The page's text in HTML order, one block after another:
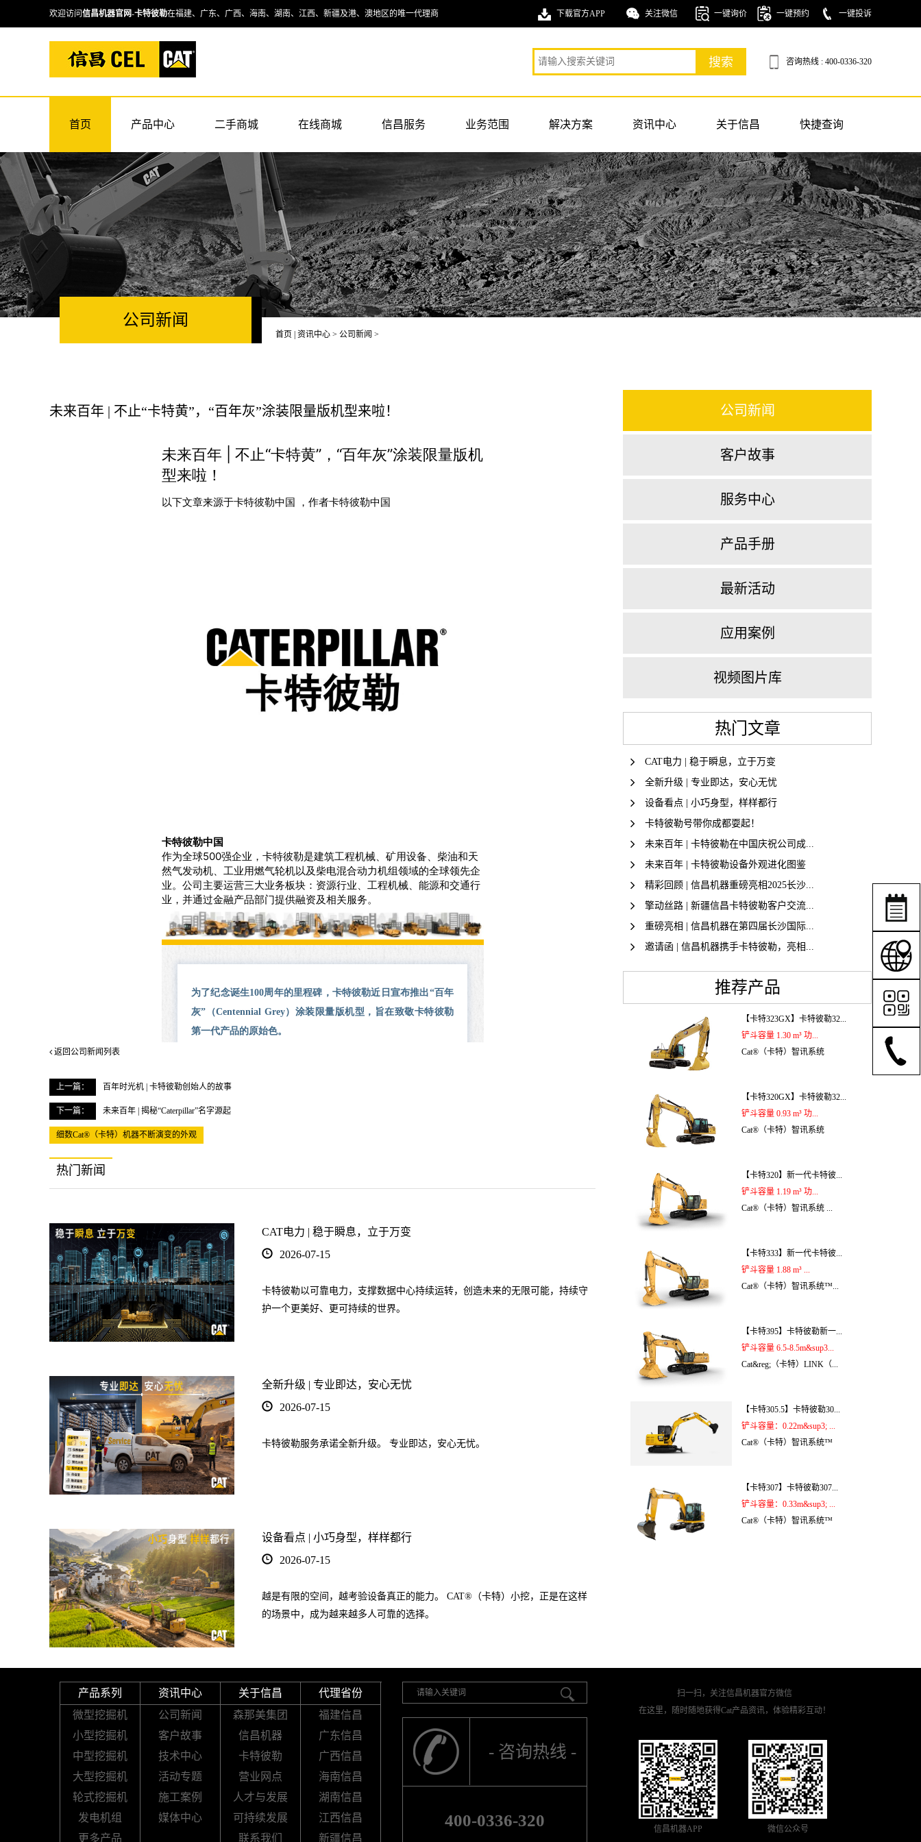
欢迎访问 信昌机器官网-卡特彼勒在福建、广东、广西、海南、湖南、江西、新疆及港、澳地区的唯一代理商 下载官方APP 关注微信 一键询价 一键预约 一键投诉
咨询热线 : 400-0336-320
首页 产品中心 二手商城 在线商城 信昌服务 业务范围 解决方案 资讯中心 关于信昌 快捷查询
公司新闻
首页 资讯中心 > 公司新闻 >
未来百年 | 不止“卡特黄”，“百年灰”涂装限量版机型来啦！
返回公司新闻列表
上一篇： 百年时光机 | 卡特彼勒创始人的故事
下一篇： 未来百年 | 揭秘“Caterpillar”名字源起
细数Cat®（卡特）机器不断演变的外观
热门新闻
CAT电力 | 稳于瞬息，立于万变
2026-07-15
卡特彼勒以可靠电力，支撑数据中心持续运转，创造未来的无限可能，持续守
护一个更美好、更可持续的世界。
全新升级 | 专业即达，安心无忧
2026-07-15
卡特彼勒服务承诺全新升级。 专业即达，安心无忧。
设备看点 | 小巧身型，样样都行
2026-07-15
越是有限的空间，越考验设备真正的能力。 CAT®（卡特）小挖，正是在这样
的场景中，成为越来越多人可靠的选择。
公司新闻
客户故事
服务中心
产品手册
最新活动
应用案例
视频图片库
热门文章
CAT电力 | 稳于瞬息，立于万变
全新升级 | 专业即达，安心无忧
设备看点 | 小巧身型，样样都行
卡特彼勒号带你成都耍起！
未来百年 | 卡特彼勒在中国庆祝公司成...
未来百年 | 卡特彼勒设备外观进化图鉴
精彩回顾 | 信昌机器重磅亮相2025长沙...
擎动丝路 | 新疆信昌卡特彼勒客户交流...
重磅亮相 | 信昌机器在第四届长沙国际...
邀请函 | 信昌机器携手卡特彼勒，亮相...
推荐产品
【卡特323GX】卡特彼勒32...
铲斗容量 1.30 m³ 功...
Cat®（卡特）智讯系统
【卡特320GX】卡特彼勒32...
铲斗容量 0.93 m³ 功...
Cat®（卡特）智讯系统
【卡特320】新一代卡特彼...
铲斗容量 1.19 m³ 功...
Cat®（卡特）智讯系统 ...
【卡特333】新一代卡特彼...
铲斗容量 1.88 m³ ...
Cat®（卡特）智讯系统™...
【卡特395】卡特彼勒新一...
铲斗容量 6.5-8.5m&sup3...
Cat&reg;（卡特）LINK（...
【卡特305.5】卡特彼勒30...
铲斗容量：0.22m&sup3; ...
Cat®（卡特）智讯系统™
【卡特307】卡特彼勒307...
铲斗容量：0.33m&sup3; ...
Cat®（卡特）智讯系统™
产品系列 资讯中心 关于信昌
代理省份
微型挖掘机
小型挖掘机
中型挖掘机
大型挖掘机
轮式挖掘机
发电机组
更多产品
公司新闻
客户故事
技术中心
活动专题
施工案例
媒体中心
森那美集团
信昌机器
卡特彼勒
营业网点
人才与发展
可持续发展
联系我们
福建信昌
广东信昌
广西信昌
海南信昌
湖南信昌
江西信昌
新疆信昌
- 咨询热线 -
400-0336-320
扫一扫，关注信昌机器官方微信
在这里，随时随地获得Cat产品资讯，体验精彩互动！
信昌机器APP 微信公众号